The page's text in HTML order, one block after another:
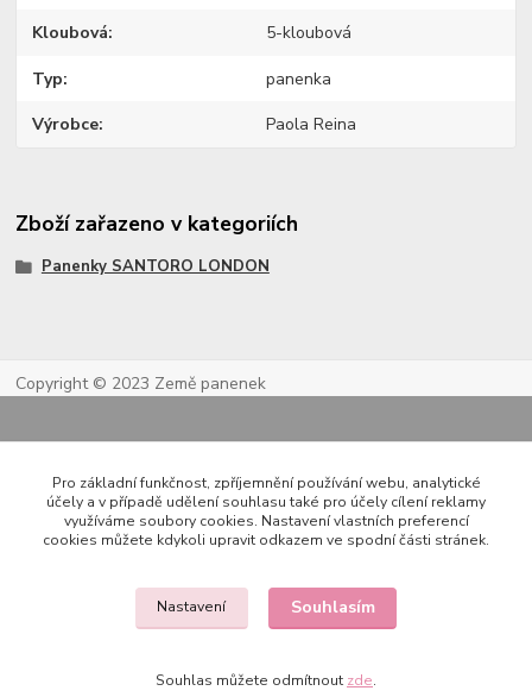
Kloubová 5-kloubová
Typ panenka
Výrobce Paola Reina
Zboží zařazeno v kategoriích
Panenky SANTORO LONDON
Copyright © 2023 Země panenek
Pro základní funkčnost, zpříjemnění používání webu, analytické
účely a v případě udělení souhlasu také pro účely cílení reklamy
využíváme soubory cookies. Nastavení vlastních preferencí
cookies můžete kdykoli upravit odkazem ve spodní části stránek.
Nastavení Souhlasím
Souhlas můžete odmítnout zde.